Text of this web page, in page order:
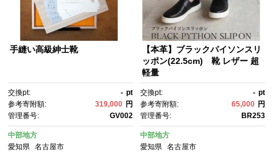
手縫い高級紳士靴
交換pt: - pt
参考寄附額:
319,000 円
管理番号:
GV002
中部地方
愛知県
名古屋市
【本革】ブラックパイソンスリ
ッポン(22.5cm) 靴 レザー 超
軽量
交換pt: - pt
参考寄附額:
65,000 円
管理番号:
BR253
中部地方
愛知県 名古屋市